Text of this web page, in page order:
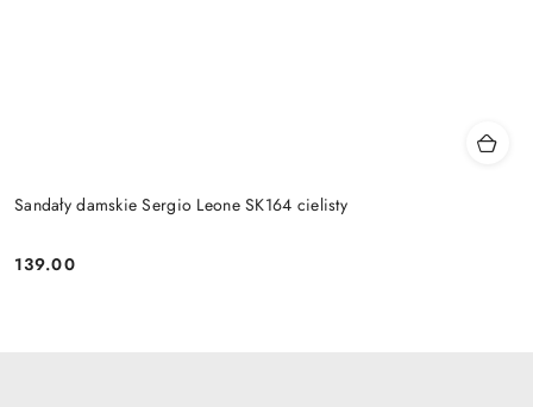
Sandały damskie Sergio Leone SK164 cielisty
Cena:
139.00